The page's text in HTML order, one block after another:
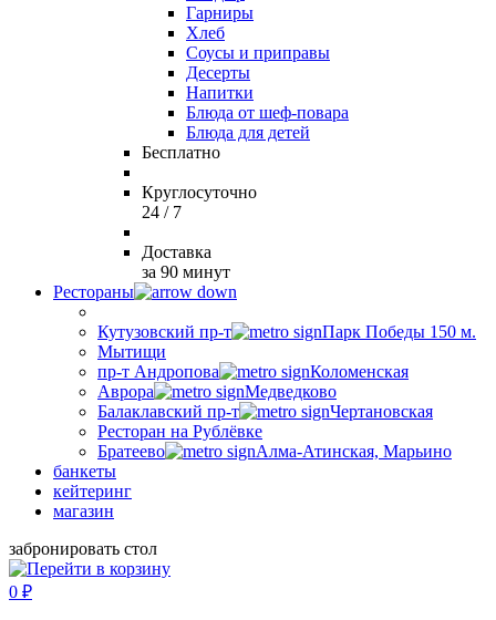
Гарниры
Хлеб
Соусы и приправы
Десерты
Напитки
Блюда от шеф-повара
Блюда для детей
Бесплатно
Круглосуточно
24 / 7
Доставка
за 90 минут
Рестораны
Кутузовский пр-т
Парк Победы 150 м.
Мытищи
пр-т Андропова
Коломенская
Аврора
Медведково
Балаклавский пр-т
Чертановская
Ресторан на Рублёвке
Братеево
Алма-Атинская, Марьино
банкеты
кейтеринг
магазин
забронировать стол
0 ₽